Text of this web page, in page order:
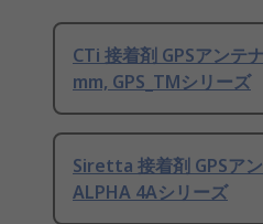
CTi 接着剤 GPSアンテ
mm, GPS_TMシリーズ
Siretta 接着剤 GPSア
ALPHA 4Aシリーズ